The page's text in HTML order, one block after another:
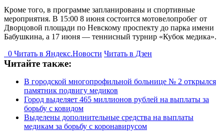
Кроме того, в программе запланированы и спортивные
мероприятия. В 15:00 8 июня состоится мотовелопробег от
Дворцовой площади по Невскому проспекту до парка имени
Бабушкина, а 17 июня — теннисный турнир «Кубок медика».
0 Читать в Яндекс.Новости Читать в Дзен
Читайте также:
В городской многопрофильной больнице № 2 открылся
памятник подвигу медиков
Город выделяет 465 миллионов рублей на выплаты за
борьбу с ковидом
Выделены дополнительные средства на выплаты
медикам за борьбу с коронавирусом